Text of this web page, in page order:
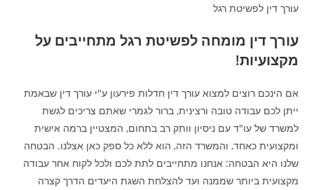
עורך דין לפשיטת רגל
עורך דין מומחה לפשיטת רגל מתחייבים על
מקצועיות!
אם הינכם רוצים למצוא עורך דין חדלות פירעון ע"י עורך דין שבאמת
ייתן לכם עבודה טובה ורצינית, ברור לגמרי שאתם צריכים לגשת
למשרד של עו"ד עם ניסיון וותק רב בתחום, המצטיין ברמה אישית
ומקצועית כאחד, והמשרד הזה, הוא ללא כל ספק כאן אצלנו. הבטחה
שלנו היא הבטחה: אנחנו מתחייבים לתת לכם ולכל לקוח אחר עבודה
מקצועית ביותר שממנה ועד להצלחת השגת היעדים הדרך קצרה